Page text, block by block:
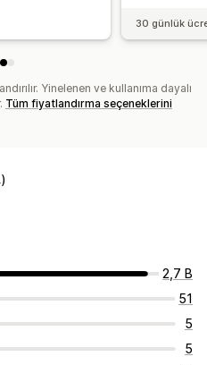
30 günlük
Yinelenen ve kullanıma dayalı
Tüm fiyatlandırma seçeneklerini
2,7 B
51
5
5